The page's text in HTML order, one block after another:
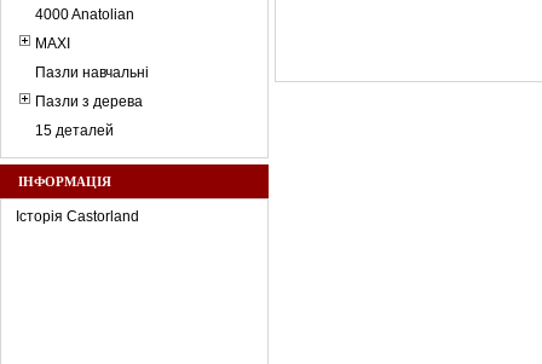
4000 Anatolian
MAXI
Пазли навчальні
Пазли з дерева
15 деталей
ІНФОРМАЦІЯ
Історія Castorland